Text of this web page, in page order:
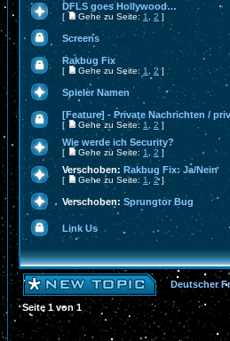
DFLS goes Hollywood…
[ Gehe zu Seite: 1 2 ]
Screens
Rakbug Fix
[ Gehe zu Seite: 1 2]
Spieler Namen
[Feature] - Private Nachrichten /
[ Gehe zu Seite: 1 2 ]
Wie werde ich Security?
[ Gehe zu Seite: 1, 2 ]
Verschoben: Rakbug Fix: Ja/Nein
[ Gehe zu Seite: 1 2]
Verschoben: Sprungtor Bug
Link Us
Deutscher
Seite 1 von1